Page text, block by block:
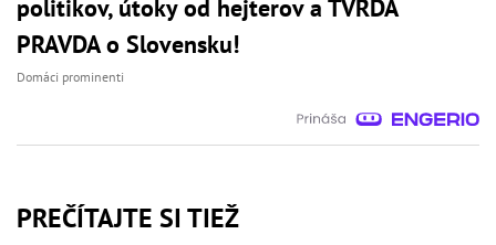
politikov, útoky od hejterov a TVRDÁ
PRAVDA o Slovensku!
Domáci prominenti
PREČÍTAJTE SI TIEŽ